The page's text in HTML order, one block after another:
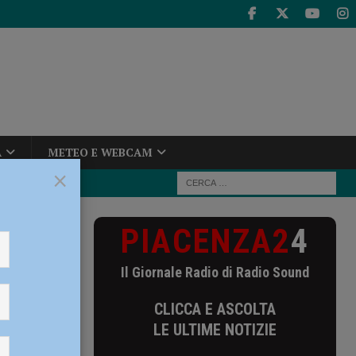
METEO E WEBCAM
con 5
PIACENZA24
Il Giornale Radio di Radio Sound
CLICCA E ASCOLTA
LE ULTIME NOTIZIE
×